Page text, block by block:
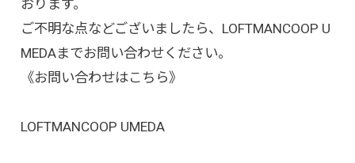
おります。
ご不明な点などございましたら、LOFTMANCOOP U
MEDAまでお問い合わせください。
《お問い合わせはこちら》
LOFTMANCOOP UMEDA